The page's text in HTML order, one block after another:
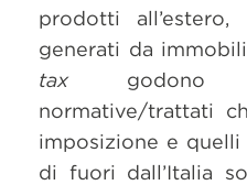
prodotti
generati da
tax godono
normative/trattati
imposizione e
di fuori dall’Italia